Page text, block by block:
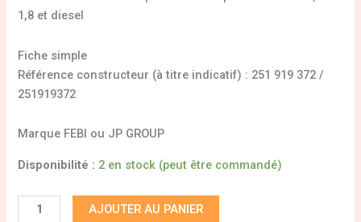
1,8 et diesel
Fiche simple
Référence constructeur (à titre indicatif) : 251 919 372 /
251919372
Marque FEBI ou JP GROUP
Disponibilité : 2 en stock (peut être commandé)
AJOUTER AU PANIER